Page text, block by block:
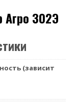
Агро 302Э
(зависит